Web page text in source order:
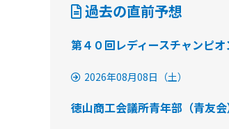
過去の直前予想
第４０回レディースチャンピオ
2026年08月08日（土）
徳山商工会議所青年部（青友